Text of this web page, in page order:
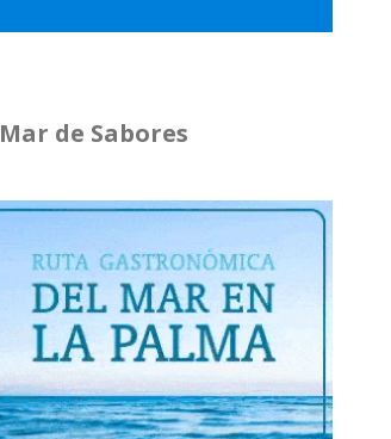
Mar de Sabores